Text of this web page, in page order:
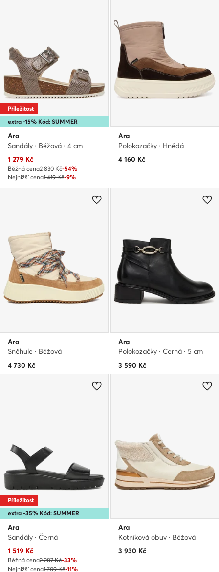
extra -15% Kód: SUMMER
Příležitost
Ara
Sandály · Béžová · 4 cm
Aktuální cena
1 279 Kč
Běžná cena2 830 Kč-54%
Nejnižší cena1 419 Kč-9%
Ara
Polokozačky · Hnědá
4 160 Kč
Ara
Sněhule · Béžová
4 730 Kč
Ara
Polokozačky · Černá · 5 cm
3 590 Kč
extra -35% Kód: SUMMER
Příležitost
Ara
Sandály · Černá
Aktuální cena
1 519 Kč
Běžná cena2 287 Kč-33%
Nejnižší cena1 709 Kč-11%
Ara
Kotníková obuv · Béžová
3 930 Kč